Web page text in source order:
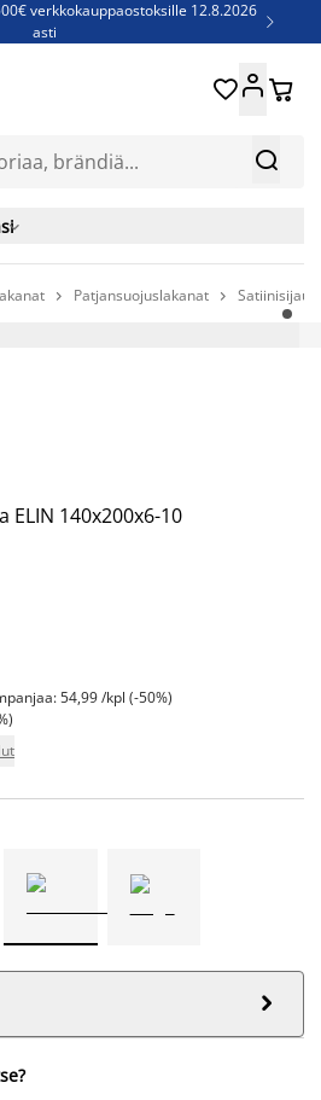
verkkokauppaostoksille 12.8.2026
asti

- Säästä jopa 60% 
 

 Patjansuojuslakanat 
140x200x6-10
54,99 /kpl (-50%)
